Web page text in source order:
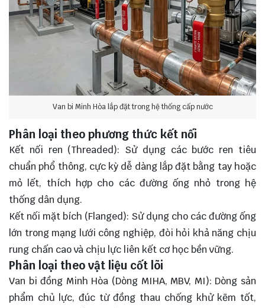
Van bi Minh Hòa lắp đặt trong hệ thống cấp nước
Phân loại theo phương thức kết nối
Kết nối ren (Threaded): Sử dụng các bước ren tiêu
chuẩn phổ thông, cực kỳ dễ dàng lắp đặt bằng tay hoặc
mỏ lết, thích hợp cho các đường ống nhỏ trong hệ
thống dân dụng.
Kết nối mặt bích (Flanged): Sử dụng cho các đường ống
lớn trong mạng lưới công nghiệp, đòi hỏi khả năng chịu
rung chấn cao và chịu lực liên kết cơ học bền vững.
Phân loại theo vật liệu cốt lõi
Van bi đồng Minh Hòa (Dòng MIHA, MBV, MI): Dòng sản
phẩm chủ lực, đúc từ đồng thau chống khử kẽm tốt,